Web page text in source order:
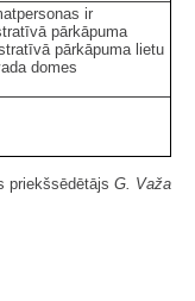
ir
pārkāpuma
pārkāpuma lietu
domes
priekšsēdētājs G. Važa